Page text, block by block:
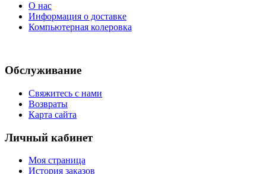
О нас
Информация о доставке
Компьютерная колеровка
Обслуживание
Свяжитесь с нами
Возвраты
Карта сайта
Личный кабинет
Моя страница
История заказов